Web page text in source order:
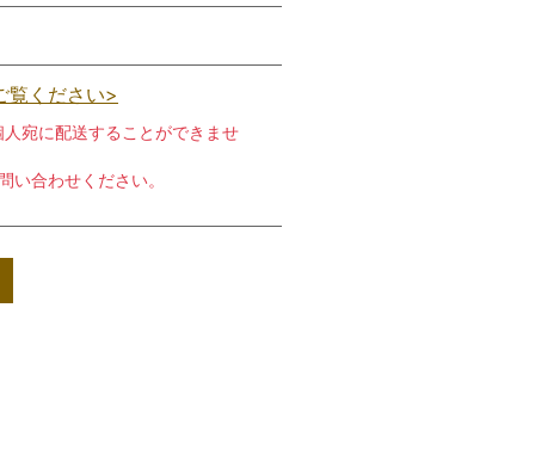
覧ください>
宛に配送することができませ
い合わせください。